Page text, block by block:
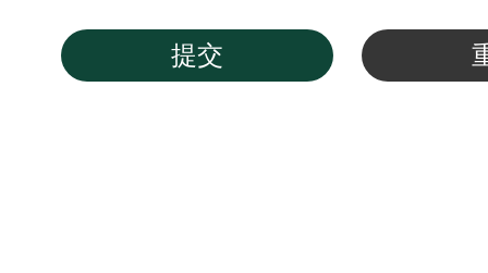
提交